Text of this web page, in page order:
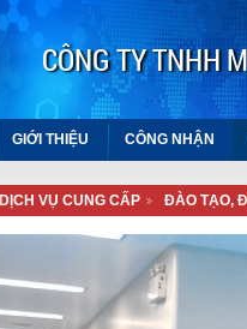
CÔNG TY TNHH
GIỚI THIỆU CÔNG NHẬN
DỊCH VỤ CUNG CẤP ĐÀO TẠO,
Cục An toàn thực phẩm